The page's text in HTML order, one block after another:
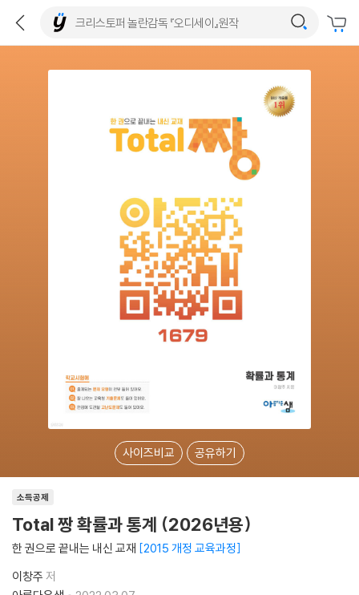
사이즈비교 공유하기
소득공제
Total 짱 확률과 통계 (2026년용)
한 권으로 끝내는 내신 교재 2015 개정 교육과정
이창주 저